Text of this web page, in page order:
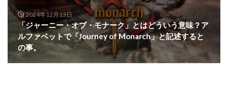
2024年12月13日
「ジャーニー・オブ・モナーク」とはどういう意味？ア
ルファベットで「Journey of Monarch」と記述すると
の事。